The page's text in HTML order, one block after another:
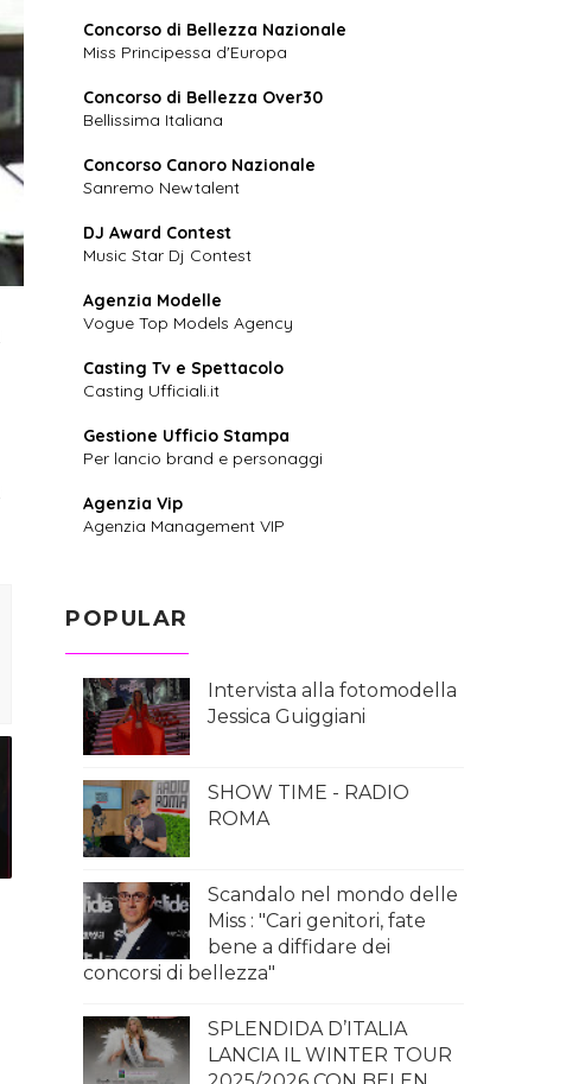
Concorso di Bellezza Nazionale
Miss Principessa d'Europa
Concorso di Bellezza Over30
Bellissima Italiana
Concorso Canoro Nazionale
Sanremo Newtalent
DJ Award Contest
Music Star Dj Contest
Agenzia Modelle
Vogue Top Models Agency
Casting Tv e Spettacolo
Casting Ufficiali.it
Gestione Ufficio Stampa
Per lancio brand e personaggi
Agenzia Vip
Agenzia Management VIP
POPULAR
Intervista alla fotomodella
Jessica Guiggiani
SHOW TIME - RADIO
ROMA
Scandalo nel mondo delle
Miss : "Cari genitori, fate
bene a diffidare dei
concorsi di bellezza"
SPLENDIDA D’ITALIA
LANCIA IL WINTER TOUR